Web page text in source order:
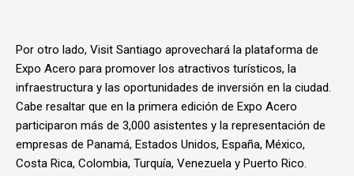
Por otro lado, Visit Santiago aprovechará la plataforma de
Expo Acero para promover los atractivos turísticos, la
infraestructura y las oportunidades de inversión en la ciudad.
Cabe resaltar que en la primera edición de Expo Acero
participaron más de 3,000 asistentes y la representación de
empresas de Panamá, Estados Unidos, España, México,
Costa Rica, Colombia, Turquía, Venezuela y Puerto Rico.